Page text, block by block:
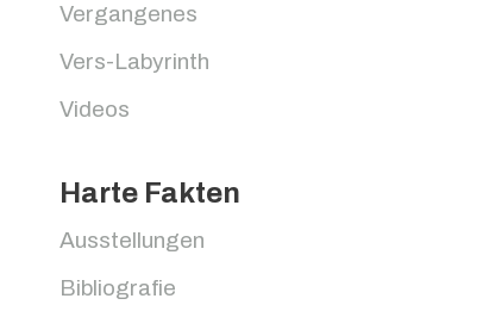
Vergangenes
Vers-Labyrinth
Videos
Harte Fakten
Ausstellungen
Bibliografie